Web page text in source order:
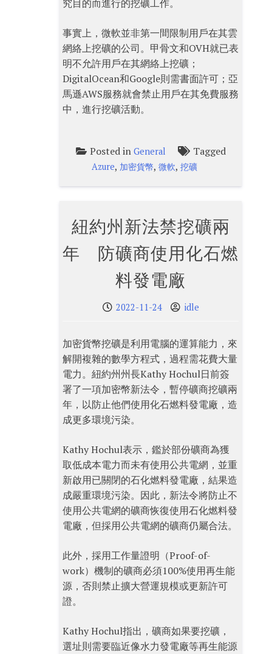
究目的而進行的挖礦工作。
事實上，微軟並非第一間限制用戶在其雲
網絡上挖礦的公司。甲骨文和OVH就已表
明不允許用戶在其網絡上挖礦；
DigitalOcean和Google則需書面許可；亞
馬遜AWS服務就會禁止用戶在其免費服務
中，進行挖礦活動。
Posted in General Tagged
Azure, 加密貨幣,微軟,挖礦
紐約州新法禁挖礦兩
年 防礦商使用化石燃
料發電廠
2022-11-24 idle
加密貨幣挖礦是利用電腦的運算能力，來
解開複雜的數學方程式，過程需花費大量
電力。紐約州州長Kathy Hochul日前簽
署了一項加密幣新法令，暫停礦商挖礦兩
年，以防止他們使用化石燃料發電廠，造
成更多環境污染。
Kathy Hochul表示，鑑於部份礦商為獲
取低成本電力而未有使用公共電網，並重
新啟用已關閉的石化燃料發電廠，結果造
成嚴重環境污染。因此，新法令將防止不
使用公共電網的礦商恢復使用石化燃料發
電廠，但採用公共電網的礦商仍屬合法。
此外，採用工作量證明（Proof-of-
work）機制的礦商必須100%使用再生能
源，否則禁止擴大營運規模或更新許可
證。
Kathy Hochul指出，礦商如果要挖礦，
選址則需要臨近像水力發電廠等再生能源